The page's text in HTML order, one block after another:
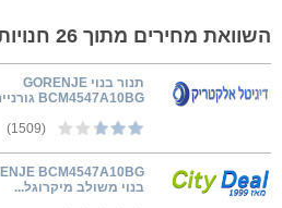
השוואת מחירים מתוך 26 חנויות
‏תנור בנוי GORENJE
BCM4547A10BG גורנייה
(1509)
בנוי משולב מיקרוגל...